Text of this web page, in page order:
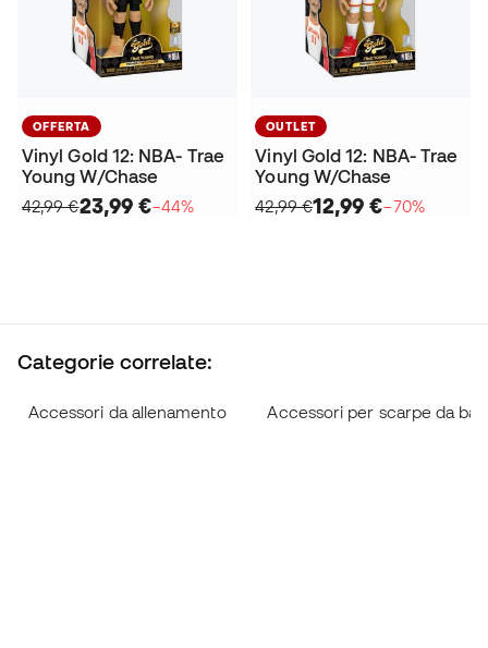
OFFERTA
Vinyl Gold 12: NBA- Trae
Young W/Chase
42,99 €23,99 €−44%
OUTLET
Vinyl Gold 12: NBA- Trae
Young W/Chase
42,99 €12,99 €−70%
Categorie correlate:
Accessori da allenamento Accessori per scarpe da